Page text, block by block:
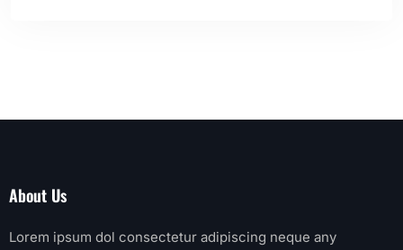
About Us
Lorem ipsum dol consectetur adipiscing neque any